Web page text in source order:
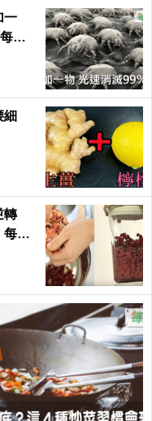
一
日
細
轉
每日